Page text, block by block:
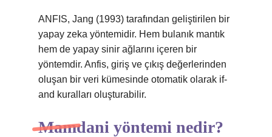
ANFIS, Jang (1993) tarafından geliştirilen bir
yapay zeka yöntemidir. Hem bulanık mantık
hem de yapay sinir ağlarını içeren bir
yöntemdir. Anfis, giriş ve çıkış değerlerinden
oluşan bir veri kümesinde otomatik olarak if-
and kuralları oluşturabilir.
Mamdani yöntemi nedir?